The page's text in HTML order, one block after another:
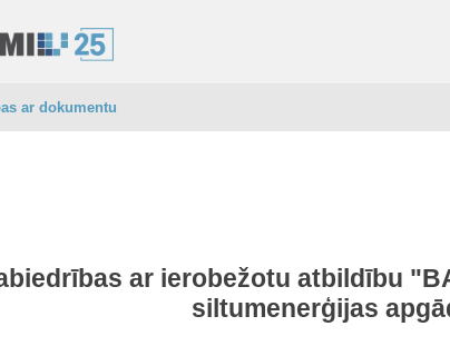
ar dokumentu
ar ierobežotu atbildību
siltumenerģijas